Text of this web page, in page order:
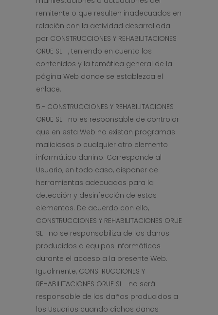
remitente o que resulten inadecuados en
relación con la actividad desarrollada
por CONSTRUCCIONES Y REHABILITACIONES
ORUE SL , teniendo en cuenta los
contenidos y la temática general de la
página Web donde se establezca el
enlace.
5.- CONSTRUCCIONES Y REHABILITACIONES
ORUE SL no es responsable de controlar
que en esta Web no existan programas
maliciosos o cualquier otro elemento
informático dañino. Corresponde al
Usuario, en todo caso, disponer de
herramientas adecuadas para la
detección y desinfección de estos
elementos. De acuerdo con ello,
CONSTRUCCIONES Y REHABILITACIONES ORUE
SL no se responsabiliza de los daños
producidos a equipos informáticos
durante el acceso a la presente Web.
Igualmente, CONSTRUCCIONES Y
REHABILITACIONES ORUE SL no será
responsable de los daños producidos a
los Usuarios cuando dichos daños